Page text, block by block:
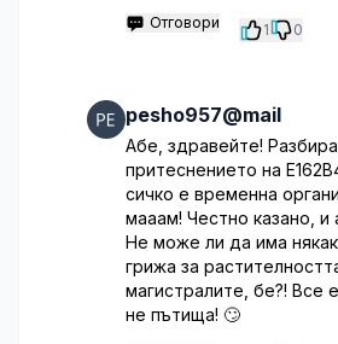
Отговори 1 0
pesho957@mail
Абе, здравейте!
притеснението на
сичко е временна
мааам! Честно казано, и
Не може ли да има
грижа за
магистралите, бе?! Все
не пътища! 🙄